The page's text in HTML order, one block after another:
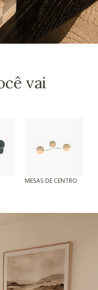
vai
MESAS DE CENTRO